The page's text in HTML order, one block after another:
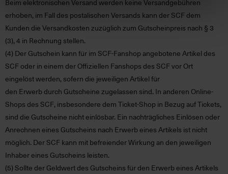
Beim elektronischen Versand werden keine Versandgebühren
erhoben, im Fall des postalischen Versands kann der SCF dem
Kunden die Versandkosten zuzüglich zum Gutscheinpreis nach § 3
(3), 4 in Rechnung stellen.
(4) Der Gutschein kann für im SCF-Fanshop angebotene Artikel des
SCF oder in einem der Offiziellen Fanshops des SCF vor Ort
eingelöst werden, sofern die jeweiligen Artikel für
den Erwerb durch Gutscheine zugelassen sind. In anderen Online-
Shops des SCF, insbesondere dem Ticket-Shop in Bezug auf Tickets,
sind die Gutscheine nicht einlösbar. Ein nachträgliches Einlösen oder
Anrechnen eines Gutscheins nach Erwerb eines Artikels ist nicht
möglich. Der SCF kann mit befreiender Wirkung an den jeweiligen
Inhaber eines Gutscheins leisten.
(5) Sollte der Geldwert des Gutscheins für den Erwerb eines Artikels